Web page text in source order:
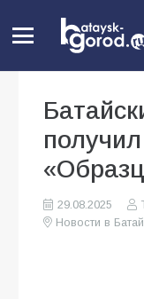
29.08.2025
Новости в